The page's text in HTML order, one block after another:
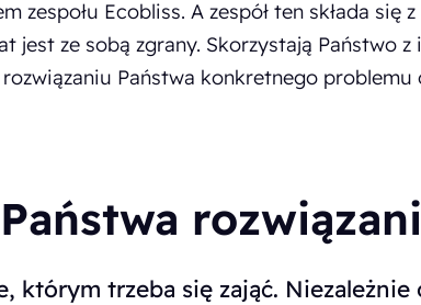
zespołu Ecobliss. A zespół ten składa
jest ze sobą zgrany. Skorzystają Państwo
Państwa konkretnego
którym trzeba się zająć.